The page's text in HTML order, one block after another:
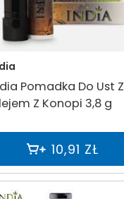
Pomadka Do Ust Z
Z Konopi 3,8 g
10,91 ZŁ